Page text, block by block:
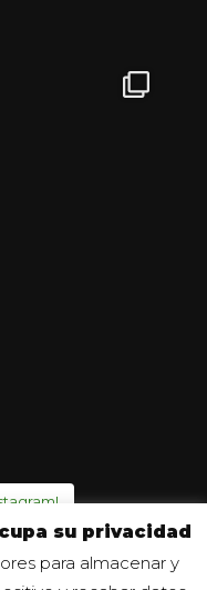
su privacidad
para almacenar y